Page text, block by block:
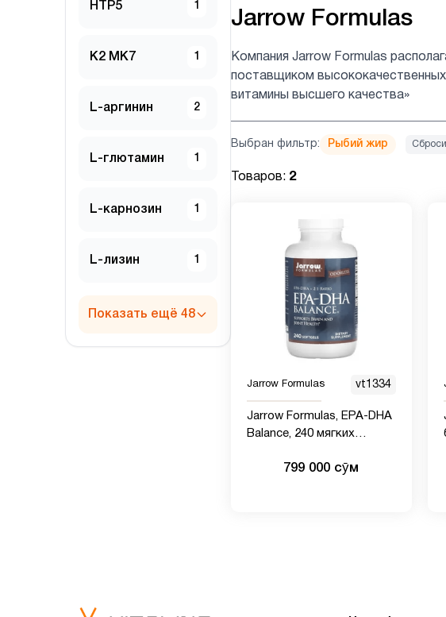
HTP5 1
K2 MK7 1
L-аргинин 2
L-глютамин 1
L-карнозин 1
L-лизин 1
Показать ещё 48
Jarrow Formulas
Компания Jarrow Formulas
поставщиком
витамины высшего качества»
Выбран фильтр: Рыбий жир
Товаров: 2
Jarrow Formulas vt1334
Jarrow Formulas, EPA-DHA
Balance, 240 мягких
799 000 сӯм